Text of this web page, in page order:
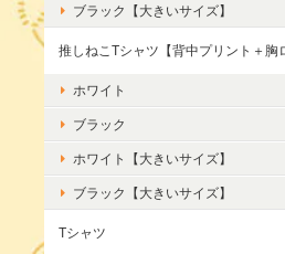
ブラック【大きいサイズ】
推しねこTシャツ【背中プリント＋胸
ホワイト
ブラック
ホワイト【大きいサイズ】
ブラック【大きいサイズ】
Tシャツ